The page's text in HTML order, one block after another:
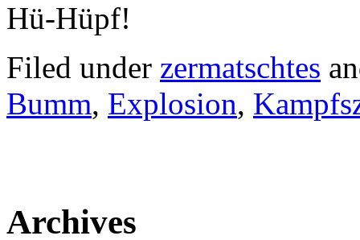
Hü-Hüpf!
Filed under zermatschtes
Bumm, Explosion,
Archives